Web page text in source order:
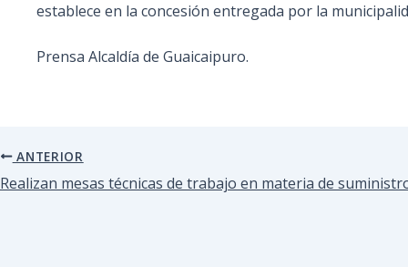
establece en la concesión entregada por la
Prensa Alcaldía de Guaicaipuro.
ANTERIOR
Realizan mesas técnicas de trabajo en materia de